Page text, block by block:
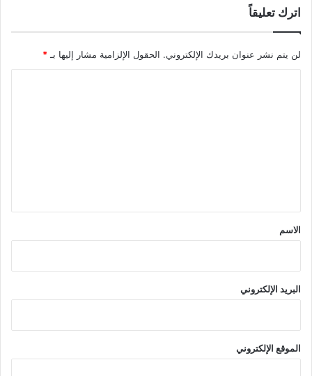
اترك تعليقاً
لن يتم نشر عنوان بريدك الإلكتروني. الحقول الإلزامية مشار إليها بـ *
*
الاسم
البريد الإلكتروني
الموقع الإلكتروني